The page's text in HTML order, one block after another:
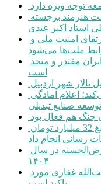
توجه ویژه دارد
استاد اکبر عبدی
ملت‌ها می‌شود
است
صنایع تبدیلی
جنگ هم فعال بود
رسانی انجام داد
۱۴۰۴